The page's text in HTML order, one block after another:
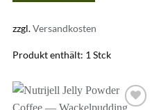
zzgl.Versandkosten
Produkt enthält: 1 Stck